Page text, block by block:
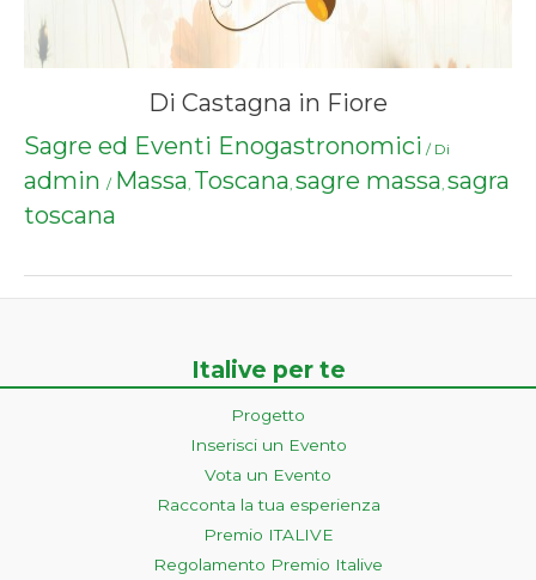
Di Castagna in Fiore
Sagre ed Eventi Enogastronomici / Di
admin / Massa, Toscana, sagre massa, sagra
toscana
Italive per te
Progetto
Inserisci un Evento
Vota un Evento
Racconta la tua esperienza
Premio ITALIVE
Regolamento Premio Italive